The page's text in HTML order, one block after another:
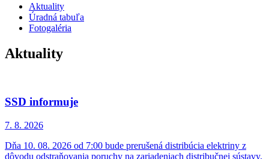
Aktuality
Úradná tabuľa
Fotogaléria
Aktuality
SSD informuje
7. 8. 2026
Dňa 10. 08. 2026 od 7:00 bude prerušená distribúcia elektriny z
dôvodu odstraňovania poruchy na zariadeniach distribučnej sústavy.